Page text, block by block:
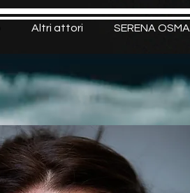
Altri attori SERENA OSMA